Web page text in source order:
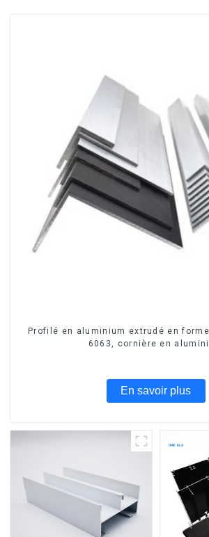
Profilé en aluminium extrudé en
6063, cornière en
En savoir plus